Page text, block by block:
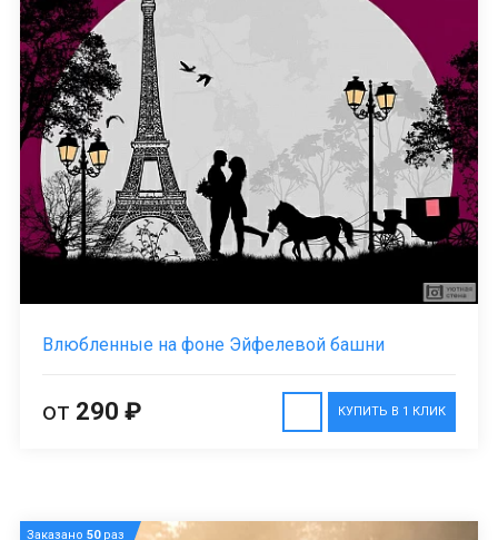
Влюбленные на фоне Эйфелевой башни
КУПИТЬ В 1 КЛИК
от 290 ₽
Заказано 50раз